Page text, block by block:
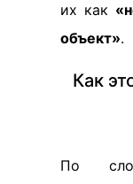
их как
объект».
Как
По